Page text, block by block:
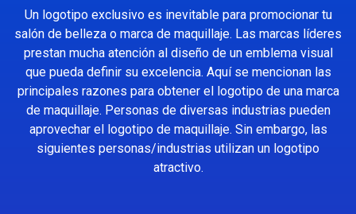
Un logotipo exclusivo es inevitable para promocionar tu
salón de belleza o marca de maquillaje. Las marcas líderes
prestan mucha atención al diseño de un emblema visual
que pueda definir su excelencia. Aquí se mencionan las
principales razones para obtener el logotipo de una marca
de maquillaje. Personas de diversas industrias pueden
aprovechar el logotipo de maquillaje. Sin embargo, las
siguientes personas/industrias utilizan un logotipo
atractivo.